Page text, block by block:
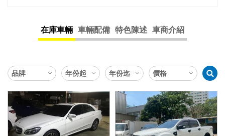
在庫車輛 車輛配備 特色陳述 車商介紹